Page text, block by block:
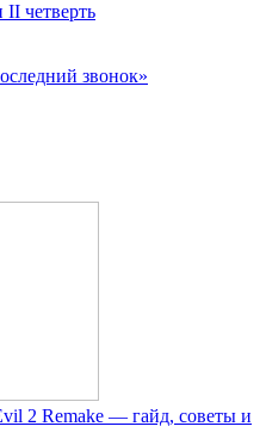
II четверть
звонок»
2 Remake — гайд, советы и